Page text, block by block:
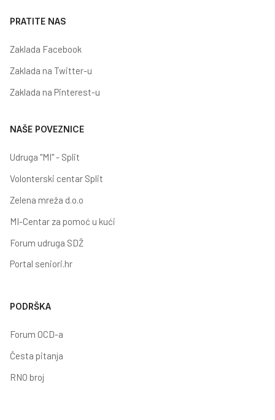
PRATITE NAS
Zaklada Facebook
Zaklada na Twitter-u
Zaklada na Pinterest-u
NAŠE POVEZNICE
Udruga "MI" - Split
Volonterski centar Split
Zelena mreža d.o.o
MI-Centar za pomoć u kući
Forum udruga SDŽ
Portal seniori.hr
PODRŠKA
Forum OCD-a
Česta pitanja
RNO broj